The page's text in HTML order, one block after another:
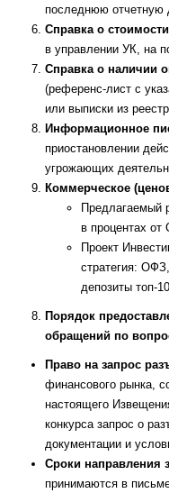
последнюю отчетную
Справка о
в управлении УК, на
Справка о наличии
(референс-лист с
или выписки из
Информационное
приостановлении
угрожающих
Коммерческое
Предлагаемый
в процентах от
Проект
стратегия:
депозиты топ-
Порядок
обращений по
Право на запрос
финансового рынка,
настоящего
конкурса запрос о
документации и
Сроки направления
принимаются в